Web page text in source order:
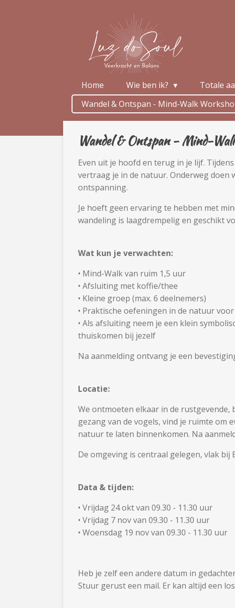
Home Wie ben ik? Totale
Wandel & Ontspan - Mind-Walk
Wandel & Ontspan - Mind-
Even uit je hoofd en terug in je lijf.
vertraag je in de natuur. Onderweg
ontspanning.
Je hoeft geen ervaring te hebben met
wandeling is laagdrempelig en geschikt
Wat kun je verwachten:
• Mind-Walk van ruim 1,5 uur
• Afsluiting met koffie/thee
• Kleine groep (max. 6 deelnemers)
• Praktische oefeningen in de natuur
• Als afsluiting neem je een klein
thuiskomen bij jezelf
Na aanmelding ontvang je een
Locatie:
We ontmoeten elkaar in de
gezang van de vogels, vind je ruimte om
natuur te laten binnenkomen. Na
De omgeving is centraal gelegen, vlak bij
Data & tijden:
• Vrijdag 24 okt van 09.30 - 11.30 uur
• Vrijdag 7 nov van 09.30 - 11.30 uur
• Woensdag 19 nov van 09.30 - 11.30 uur
Heb je zelf een andere datum in
Stuur gerust een mail. Er kan altijd een